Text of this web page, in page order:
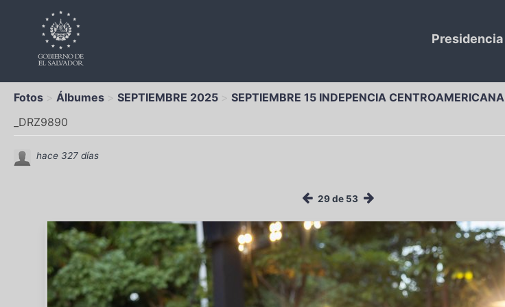
Presidencia
Fotos Álbumes SEPTIEMBRE 2025 SEPTIEMBRE 15 INDEPENCIA CENTROAMERICANA
_DRZ9890
hace 327 días
29 de 53